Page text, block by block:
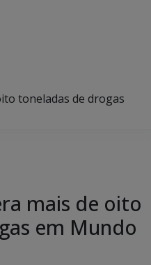
toneladas de drogas
mais de oito
em Mundo